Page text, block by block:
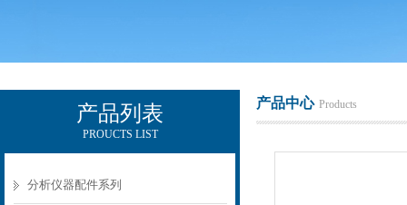
产品列表
PROUCTS LIST
分析仪器配件系列
产品中心 Products